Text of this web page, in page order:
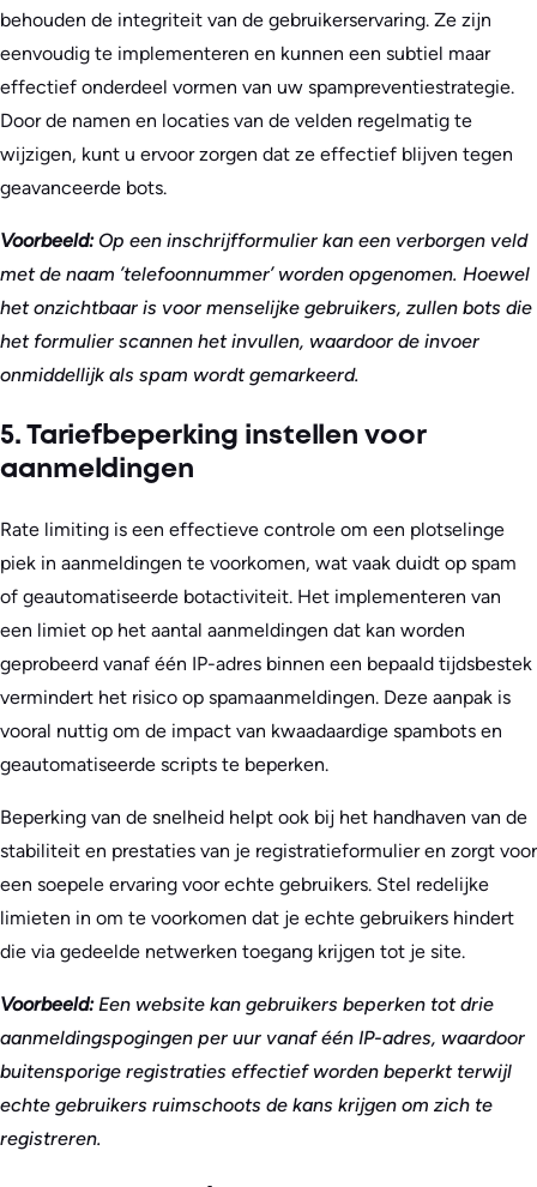
behouden de integriteit van de gebruikerservaring. Ze zijn
eenvoudig te implementeren en kunnen een subtiel maar
effectief onderdeel vormen van uw spampreventiestrategie.
Door de namen en locaties van de velden regelmatig te
wijzigen, kunt u ervoor zorgen dat ze effectief blijven tegen
geavanceerde bots.
Voorbeeld: Op een inschrijfformulier kan een verborgen veld
met de naam ’telefoonnummer’ worden opgenomen. Hoewel
het onzichtbaar is voor menselijke gebruikers, zullen bots die
het formulier scannen het invullen, waardoor de invoer
onmiddellijk als spam wordt gemarkeerd.
5. Tariefbeperking instellen voor
aanmeldingen
Rate limiting is een effectieve controle om een plotselinge
piek in aanmeldingen te voorkomen, wat vaak duidt op spam
of geautomatiseerde botactiviteit. Het implementeren van
een limiet op het aantal aanmeldingen dat kan worden
geprobeerd vanaf één IP-adres binnen een bepaald tijdsbestek
vermindert het risico op spamaanmeldingen. Deze aanpak is
vooral nuttig om de impact van kwaadaardige spambots en
geautomatiseerde scripts te beperken.
Beperking van de snelheid helpt ook bij het handhaven van de
stabiliteit en prestaties van je registratieformulier en zorgt voor
een soepele ervaring voor echte gebruikers. Stel redelijke
limieten in om te voorkomen dat je echte gebruikers hindert
die via gedeelde netwerken toegang krijgen tot je site.
Voorbeeld: Een website kan gebruikers beperken tot drie
aanmeldingspogingen per uur vanaf één IP-adres, waardoor
buitensporige registraties effectief worden beperkt terwijl
echte gebruikers ruimschoots de kans krijgen om zich te
registreren.